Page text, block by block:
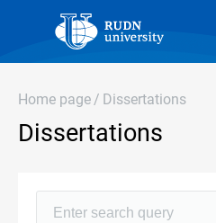
Home page / Dissertations
Dissertations